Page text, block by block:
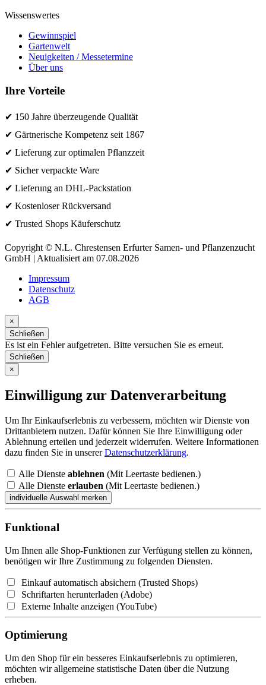
Wissenswertes
Gewinnspiel
Gartenwelt
Neuigkeiten / Messetermine
Über uns
Ihre Vorteile
✔ 150 Jahre überzeugende Qualität
✔ Gärtnerische Kompetenz seit 1867
✔ Lieferung zur optimalen Pflanzzeit
✔ Sicher verpackte Ware
✔ Lieferung an DHL-Packstation
✔ Kostenloser Rückversand
✔ Trusted Shops Käuferschutz
Copyright © N.L. Chrestensen Erfurter Samen- und Pflanzenzucht
GmbH | Aktualisiert am 07.08.2026
Impressum
Datenschutz
AGB
×
Schließen
Es ist ein Fehler aufgetreten. Bitte versuchen Sie es erneut.
Schließen
×
Einwilligung zur Datenverarbeitung
Um Ihr Einkaufserlebnis zu verbessern, möchten wir Dienste von
Drittanbietern nutzen. Dafür können Sie Ihre Einwilligung oder
Ablehnung erteilen und jederzeit widerrufen. Weitere Informationen
dazu finden Sie in unsererDatenschutzerklärung.
Alle Dienste ablehnen (Mit Leertaste bedienen.)
Alle Dienste erlauben (Mit Leertaste bedienen.)
Funktional
Um Ihnen alle Shop-Funktionen zur Verfügung stellen zu können,
benötigen wir Ihre Zustimmung zu folgenden Diensten.
Einkauf automatisch absichern (Trusted Shops)
Schriftarten herunterladen (Adobe)
Externe Inhalte anzeigen (YouTube)
Optimierung
Um den Shop für ein besseres Einkaufserlebnis zu optimieren,
möchten wir allgemeine statistische Daten über die Nutzung
erheben.